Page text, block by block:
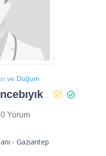
ve Doğum
0 Yorum
- Gaziantep